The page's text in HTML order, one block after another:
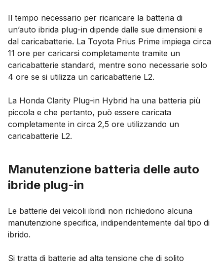
Il tempo necessario per ricaricare la batteria di
un’auto ibrida plug-in dipende dalle sue dimensioni e
dal caricabatterie. La Toyota Prius Prime impiega circa
11 ore per caricarsi completamente tramite un
caricabatterie standard, mentre sono necessarie solo
4 ore se si utilizza un caricabatterie L2.
La Honda Clarity Plug-in Hybrid ha una batteria più
piccola e che pertanto, può essere caricata
completamente in circa 2,5 ore utilizzando un
caricabatterie L2.
Manutenzione batteria delle auto
ibride plug-in
Le batterie dei veicoli ibridi non richiedono alcuna
manutenzione specifica, indipendentemente dal tipo di
ibrido.
Si tratta di batterie ad alta tensione che di solito